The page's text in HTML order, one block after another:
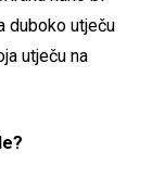
duboko utječu
utječu na